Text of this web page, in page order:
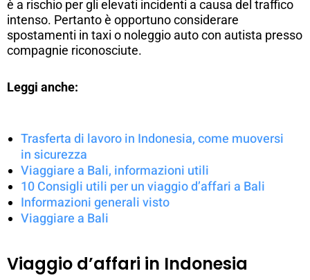
è a rischio per gli elevati incidenti a causa del traffico
intenso. Pertanto è opportuno considerare
spostamenti in taxi o noleggio auto con autista presso
compagnie riconosciute.
Leggi anche:
Trasferta di lavoro in Indonesia, come muoversi
in sicurezza
Viaggiare a Bali, informazioni utili
10 Consigli utili per un viaggio d’affari a Bali
Informazioni generali visto
Viaggiare a Bali
Viaggio d’affari in Indonesia